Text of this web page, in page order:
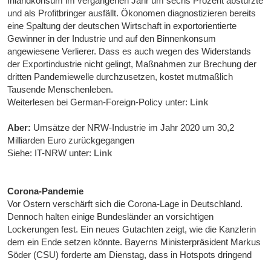
und als Profitbringer ausfällt. Ökonomen diagnostizieren bereits
eine Spaltung der deutschen Wirtschaft in exportorientierte
Gewinner in der Industrie und auf den Binnenkonsum
angewiesene Verlierer. Dass es auch wegen des Widerstands
der Exportindustrie nicht gelingt, Maßnahmen zur Brechung der
dritten Pandemiewelle durchzusetzen, kostet mutmaßlich
Tausende Menschenleben.
Weiterlesen bei German-Foreign-Policy unter: Link
Aber: Umsätze der NRW-Industrie im Jahr 2020 um 30,2
Milliarden Euro zurückgegangen
Siehe: IT-NRW unter: Link
Corona-Pandemie
Vor Ostern verschärft sich die Corona-Lage in Deutschland.
Dennoch halten einige Bundesländer an vorsichtigen
Lockerungen fest. Ein neues Gutachten zeigt, wie die Kanzlerin
dem ein Ende setzen könnte. Bayerns Ministerpräsident Markus
Söder (CSU) forderte am Dienstag, dass in Hotspots dringend